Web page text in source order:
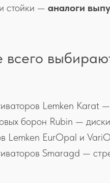
стойки — аналоги
Lemken Karat
борон Rubin —
Lemken EurOpal и
Smaragd —